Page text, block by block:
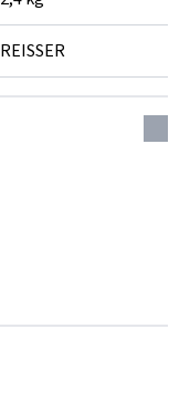
REISSER